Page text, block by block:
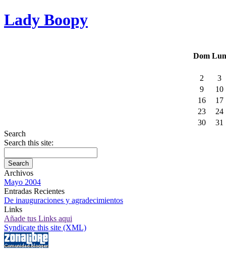
Lady Boopy
Dom Lun
2
3
9
10
16
17
23
24
30
31
Search
Search this site:
Archivos
Mayo 2004
Entradas Recientes
De inauguraciones y agradecimientos
Links
Añade tus Links aqui
Syndicate this site (XML)